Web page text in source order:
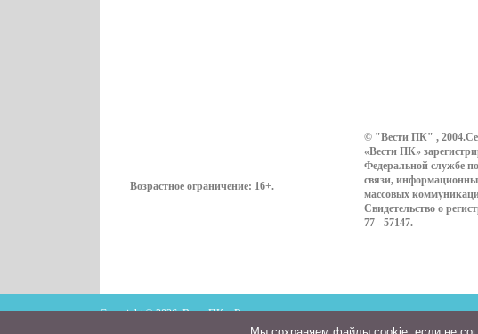
Возрастное ограничение: 16+.
© "Вести ПК" ,
«Вести ПК»
Федеральной службе
связи,
массовых
Свидетельство о
77 - 57147.
Copyright © 2026. ВестиПК в Воронеже